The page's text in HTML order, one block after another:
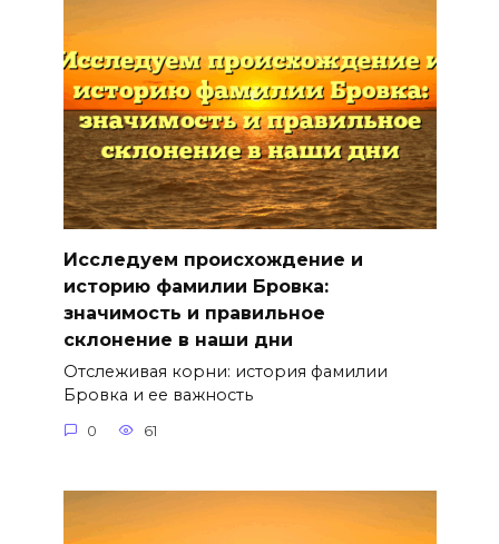
Исследуем происхождение и
историю фамилии Бровка:
значимость и правильное
склонение в наши дни
Отслеживая корни: история фамилии
Бровка и ее важность
0 61